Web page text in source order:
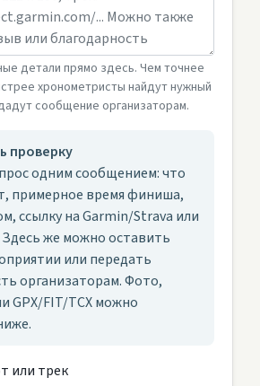
детали прямо здесь. Чем точнее
хронометристы найдут нужный
сообщение организаторам.
проверку
одним сообщением: что
примерное время финиша,
ссылку на Garmin/Strava или
Здесь же можно оставить
или передать
организаторам. Фото,
GPX/FIT/TCX можно
или трек